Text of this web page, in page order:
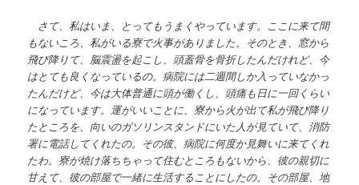
さて、私はいま、とってもうまくやっています。ここに来て間
もないころ、私がいる寮で火事がありました。そのとき、窓から
飛び降りて、脳震盪を起こし、頭蓋骨を骨折したんだけれど、今
はとても良くなっているの。病院には二週間しか入っていなかっ
たんだけど、今は大体普通に頭が働くし、頭痛も日に一回くらい
になっています。運がいいことに、寮から火が出て私が飛び降り
たところを、向いのガソリンスタンドにいた人が見ていて、消防
署に電話してくれたの。その彼、病院に何度か見舞いに来てくれ
たわ。寮が焼け落ちちゃって住むところもないから、彼の親切に
甘えて、彼の部屋で一緒に生活することにしたの。その部屋、地